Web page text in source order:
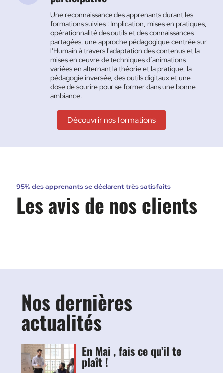
Une reconnaissance des apprenants durant les
formations suivies : Implication, mises en pratiques,
opérationnalité des outils et des connaissances
partagées, une approche pédagogique centrée sur
l'Humain à travers l'adaptation des contenus et la
mises en œuvre de techniques d’animations
variées en alternant la théorie et la pratique, la
pédagogie inversée, des outils digitaux et une
dose de sourire pour se former dans une bonne
ambiance.
Découvrir nos formations
95% des apprenants se déclarent très satisfaits
Les avis de nos clients
Nos dernières
actualités
En Mai , fais ce qu’il te
plaît !